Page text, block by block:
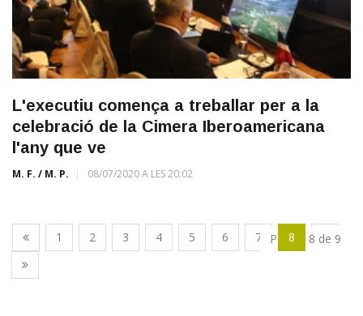
L'executiu comença a treballar per a la
celebració de la Cimera Iberoamericana
l'any que ve
M. F. / M. P. 08/07/2020 A LES 20:02
1 2 3 4 5 6 7 8 9
Pàgina 8 de 9